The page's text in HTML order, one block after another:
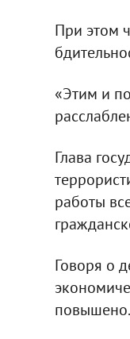
При этом
«Этим и
Глава
работы
Говоря о
повышено.